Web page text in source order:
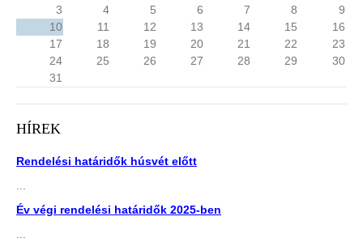
3
4 5 6 7 8
9
10
11 12 13 14 15
16
17
18 19 20 21 22
23
24
25 26 27 28 29
30
31
HÍREK
Rendelési határidők húsvét előtt
Év végi rendelési határidők 2025-ben